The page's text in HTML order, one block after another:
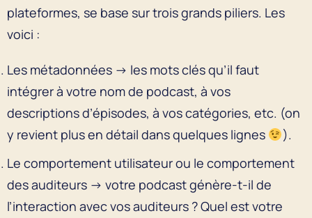
plateformes, se base sur trois grands piliers. Les
voici :
Les métadonnées → les mots clés qu’il faut
intégrer à votre nom de podcast, à vos
descriptions d’épisodes, à vos catégories, etc. (on
y revient plus en détail dans quelques lignes
).
Le comportement utilisateur ou le comportement
des auditeurs → votre podcast génère-t-il de
l’interaction avec vos auditeurs ? Quel est votre